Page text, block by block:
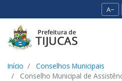
A−
Início
Conselhos Municipais
Conselho Municipal de